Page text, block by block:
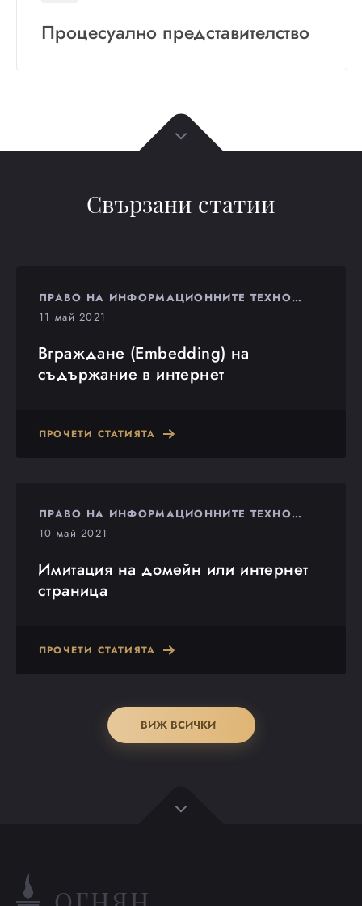
Процесуално представителство
Свързани статии
ПРАВО НА ИНФОРМАЦИОННИТЕ ТЕХНОЛОГИИ
11 май 2021
Вграждане (Embedding) на
съдържание в интернет
ПРОЧЕТИ СТАТИЯТА
ПРАВО НА ИНФОРМАЦИОННИТЕ ТЕХНОЛОГИИ
10 май 2021
Имитация на домейн или интернет
страница
ПРОЧЕТИ СТАТИЯТА
ВИЖ ВСИЧКИ